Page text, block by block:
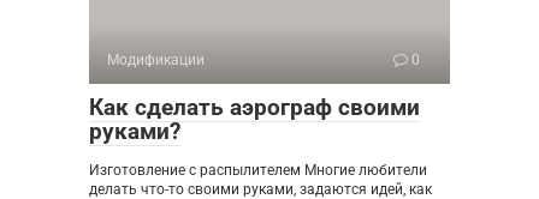
Модификации 0
Как сделать аэрограф своими
руками?
Изготовление с распылителем Многие любители
делать что-то своими руками, задаются идей, как